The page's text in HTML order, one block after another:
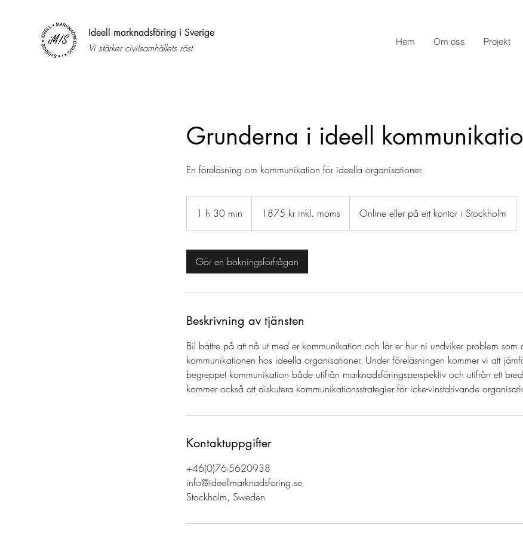
Ideell marknadsföring i Sverige
Vi stärker civilsamhällets röst
Hem Om oss Projekt
Grunderna i ideell
En föreläsning om kommunikation för ideella organisationer.
1 h 30 min
3
m
i
1875 kr inkl. moms Online eller på ert kontor i Stockholm
Gör en bokningsförfrågan
Beskrivning av tjänsten
Bil bättre på att nå ut med er kommunikation och lär er hur ni undviker problem som
kommunikationen hos ideella organisationer. Under föreläsningen kommer vi att
begreppet kommunikation både utifrån marknadsföringsperspektiv och utifrån ett
kommer också att diskutera kommunikationsstrategier för icke-vinstdrivande
Kontaktuppgifter
+46(0)76-5620938
info@ideellmarknadsforing.se
Stockholm, Sweden